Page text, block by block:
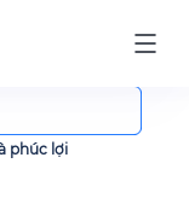
phúc lợi